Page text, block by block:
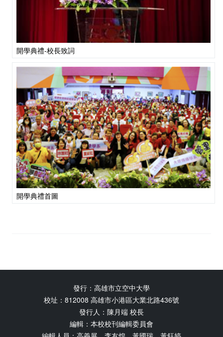
開學典禮-校長致詞
開學典禮首圖
發行：高雄市立空中大學
校址：812008 高雄市小港區大業北路436號
發行人：陳月端 校長
編輯：本校校刊編輯委員會